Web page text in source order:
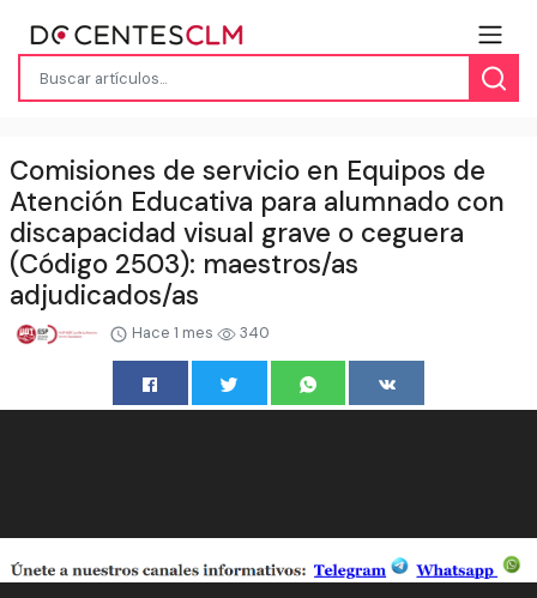
Comisiones de servicio en Equipos de
Atención Educativa para alumnado con
discapacidad visual grave o ceguera
(Código 2503): maestros/as
adjudicados/as
Hace 1 mes 340